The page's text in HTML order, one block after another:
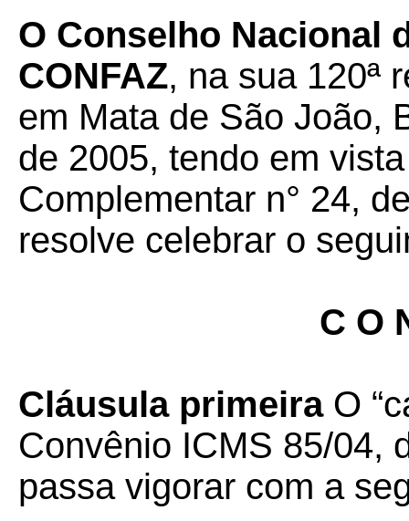
O Conselho Nacional
CONFAZ, na sua 120ª
em Mata de São João,
de 2005, tendo em
Complementar n° 24,
resolve celebrar o
C O
Cláusula primeira O
Convênio ICMS 85/04,
passa vigorar com a